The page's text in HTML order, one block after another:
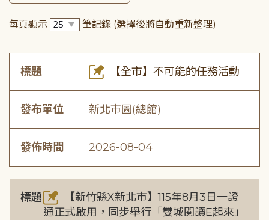
每頁顯示 筆記錄 (選擇後將自動重新整理)
標題 【全市】不可能的任務活動
發布單位 新北市圖(總館)
發佈時間 2026-08-04
標題
【新竹縣X新北市】115年8月3日一證
通正式啟用，同步舉行「雙城閱讀E起來」